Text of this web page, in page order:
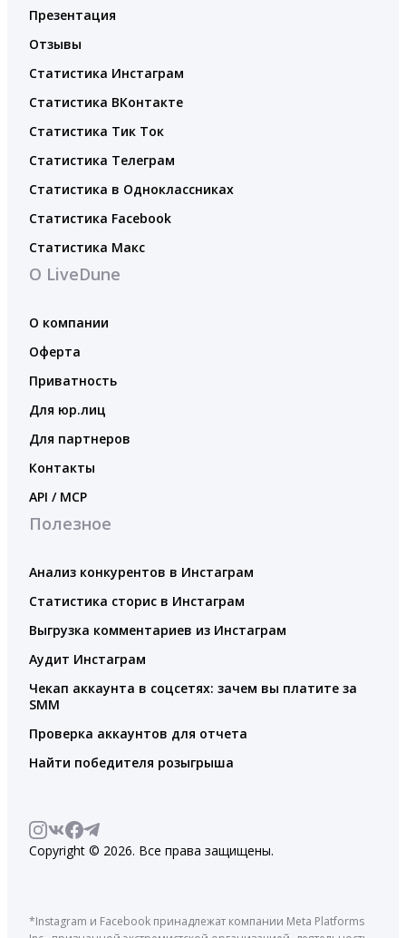
Презентация
Отзывы
Статистика Инстаграм
Статистика ВКонтакте
Статистика Тик Ток
Статистика Телеграм
Статистика в Одноклассниках
Статистика Facebook
Статистика Макс
О LiveDune
О компании
Оферта
Приватность
Для юр.лиц
Для партнеров
Контакты
API / MCP
Полезное
Анализ конкурентов в Инстаграм
Статистика сторис в Инстаграм
Выгрузка комментариев из Инстаграм
Аудит Инстаграм
Чекап аккаунта в соцсетях: зачем вы платите за
SMM
Проверка аккаунтов для отчета
Найти победителя розыгрыша
Copyright © 2026. Все права защищены.
*Instagram и Facebook принадлежат компании Meta Platforms